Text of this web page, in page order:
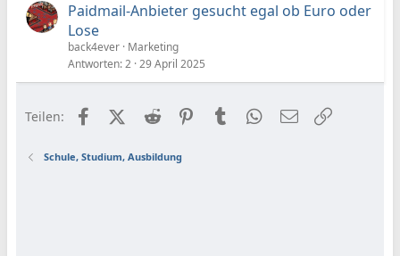
Paidmail-Anbieter gesucht egal ob Euro oder
Lose
back4ever Marketing
Antworten 2 29 April 2025
Teilen: FacebookX (Twitter)
Reddit PinterestTumblr WhatsApp
E-Mail
Schule, Studium, Ausbildung